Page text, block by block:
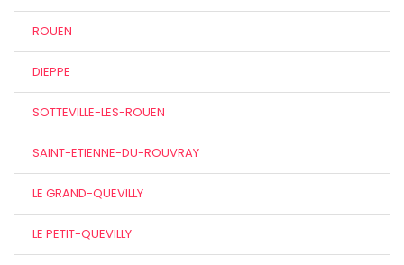
ROUEN
DIEPPE
SOTTEVILLE-LES-ROUEN
SAINT-ETIENNE-DU-ROUVRAY
LE GRAND-QUEVILLY
LE PETIT-QUEVILLY